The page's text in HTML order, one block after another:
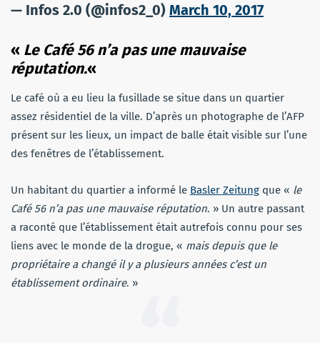
— Infos 2.0 (@infos2_0) March 10, 2017
« Le Café 56 n’a pas une mauvaise
réputation.«
Le café où a eu lieu la fusillade se situe dans un quartier
assez résidentiel de la ville. D’après un photographe de l’AFP
présent sur les lieux, un impact de balle était visible sur l’une
des fenêtres de l’établissement.
Un habitant du quartier a informé le Basler Zeitung que « le
Café 56 n’a pas une mauvaise réputation. » Un autre passant
a raconté que l’établissement était autrefois connu pour ses
liens avec le monde de la drogue, « mais depuis que le
propriétaire a changé il y a plusieurs années c’est un
établissement ordinaire. »